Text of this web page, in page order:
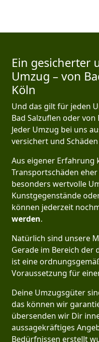
Ein gesicherter
Umzug – von
Köln
Und das gilt für jeden
Bad Salzuflen oder von
Jeder Umzug bei uns
versichert und
Aus eigener Erfahrung
Transportschäden
besonders wertvolle
Kunstgegenstände
können jederzeit
werden.
Natürlich sind unsere
Gerade im Bereich der
ist eine
Voraussetzung für
Deine Umzugsgüter
das können wir
übersenden wir Dir
aussagekräftiges
Bedürfnissen erstellt